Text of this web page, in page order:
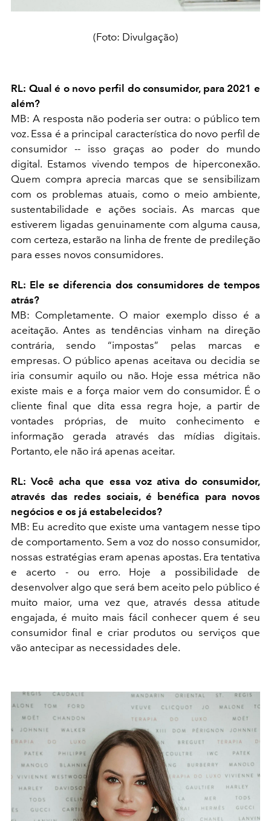
(Foto: Divulgação)
RL: Qual é o novo perfil do consumidor, para 2021 e
além?
MB: A resposta não poderia ser outra: o público tem
voz. Essa é a principal característica do novo perfil de
consumidor -- isso graças ao poder do mundo
digital. Estamos vivendo tempos de hiperconexão.
Quem compra aprecia marcas que se sensibilizam
com os problemas atuais, como o meio ambiente,
sustentabilidade e ações sociais. As marcas que
estiverem ligadas genuinamente com alguma causa,
com certeza, estarão na linha de frente de predileção
para esses novos consumidores.
RL: Ele se diferencia dos consumidores de tempos
atrás?
MB: Completamente. O maior exemplo disso é a
aceitação. Antes as tendências vinham na direção
contrária, sendo “impostas” pelas marcas e
empresas. O público apenas aceitava ou decidia se
iria consumir aquilo ou não. Hoje essa métrica não
existe mais e a força maior vem do consumidor. É o
cliente final que dita essa regra hoje, a partir de
vontades próprias, de muito conhecimento e
informação gerada através das mídias digitais.
Portanto, ele não irá apenas aceitar.
RL: Você acha que essa voz ativa do consumidor,
através das redes sociais, é benéfica para novos
negócios e os já estabelecidos?
MB: Eu acredito que existe uma vantagem nesse tipo
de comportamento. Sem a voz do nosso consumidor,
nossas estratégias eram apenas apostas. Era tentativa
e acerto - ou erro. Hoje a possibilidade de
desenvolver algo que será bem aceito pelo público é
muito maior, uma vez que, através dessa atitude
engajada, é muito mais fácil conhecer quem é seu
consumidor final e criar produtos ou serviços que
vão antecipar as necessidades dele.